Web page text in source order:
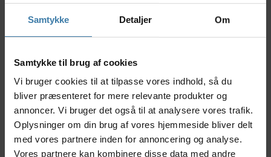
Samtykke Detaljer Om
Samtykke til brug af cookies
Vi bruger cookies til at tilpasse vores indhold, så du
bliver præsenteret for mere relevante produkter og
annoncer. Vi bruger det også til at analysere vores trafik.
Oplysninger om din brug af vores hjemmeside bliver delt
med vores partnere inden for annoncering og analyse.
Vores partnere kan kombinere disse data med andre
20/25/130/200/500/510/520/520+/800/810/820/1000/
Touring og Touring Plus. Passer til alle de nye Garmin
Edge computere:
20/25/130/200/500/510/520/520+/800/810/820/1000/
Touring og Touring Plus.
Er du træt af at skifte cykelholder fra cykel til cykel?